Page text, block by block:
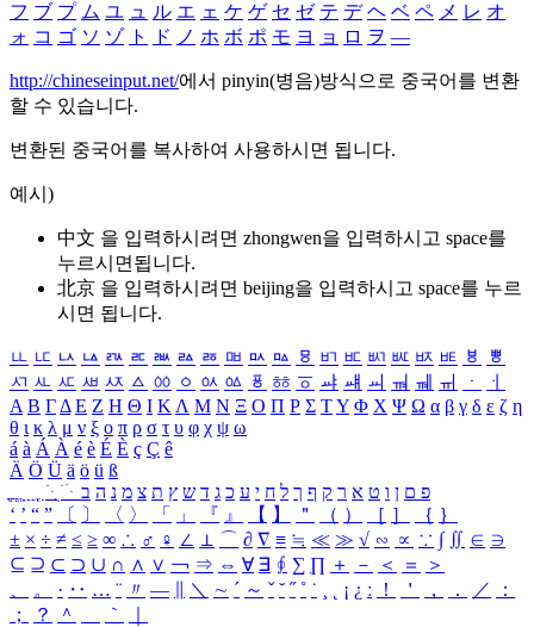
フ ブ プ ム ユ ュ ル エ ェ ケ ゲ セ ゼ テ デ ヘ ベ ペ メ レ オ
ォ コ ゴ ソ ゾ ト ド ノ ホ ボ ポ モ ヨ ョ ロ ヲ ―
http://chineseinput.net/에서 pinyin(병음)방식으로 중국어를 변환
할 수 있습니다.
변환된 중국어를 복사하여 사용하시면 됩니다.
예시)
中文 을 입력하시려면 zhongwen을 입력하시고 space를
누르시면됩니다.
北京 을 입력하시려면 beijing을 입력하시고 space를 누르
시면 됩니다.
ㅥ ㅦ ㅧ ㅨ ㅩ ㅪ ㅫ ㅬ ㅭ ㅮ ㅯ ㅰ ㅱ ㅲ ㅳ ㅴ ㅵ ㅶ ㅷ ㅸ
ㅹ
ㅺ ㅻ ㅼ ㅽ ㅾ ㅿ ㆀ ㆁ ㆂ ㆃ ㆄ ㆅ ㆆ ㆇ ㆈ ㆉ ㆊ ㆋ ㆌ ㆍ
ㆎ
Α Β ΓΔ Ε Ζ Η Θ Ι ΚΛ Μ Ν Ξ Ο Π Ρ Σ ΤΥ Φ Χ Ψ Ω α β γ δ ε ζ η
θ ι κ λ μ ν ξ ο π ρ σ τ υ φ χ ψ ω
á à Á À é è É È ç Ç ê
Ä Ö Ü ä ö ü ß
ִֶֹ ֻּ ׁׂ פ ם ן ו ט א ר ק ף ך ל ח י ע כ ג ד ש ץ ת צ מ נ ה ב
‘ ’ “ ” 〔 〕 〈 〉 「 」 『 』 【 】 ＂ （ ） ［ ］ ｛ ｝
± × ÷ ≠ ≤ ≥ ∞ ∴ ♂ ♀ ∠ ⊥ ⌒ ∂ ∇ ≡ ≒ ≪ ≫ √ ∽ ∝ ∵ ∫ ∬ ∈ ∋
⊆ ⊇ ⊂ ⊃ ∪ ∩ ∧ ∨ ￢ ⇒ ⇔ ∀ ∃ ∮ ∑ ∏ ＋ － ＜ ＝
＞
、
。 · ‥ … ¨ 〃 ― ＼ ∼ ´ ～ ˇ ˘ ˝ ˚ ˙ ¸ ¡ ¿ ː ！ ＇ ， ． ／
：
；
？ ＾ ｀